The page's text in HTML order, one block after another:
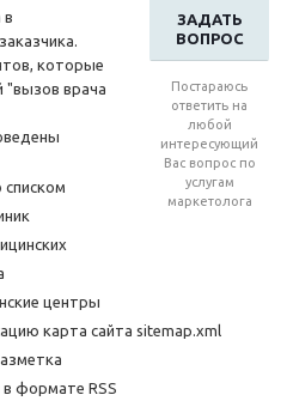
ЗАДАТЬ
ВОПРОС
Постараюсь
ответить на
любой
интересующий
Вас вопрос по
услугам
маркетолога
в
которые
"вызов врача
центры
карта сайта sitemap.xml
формате RSS